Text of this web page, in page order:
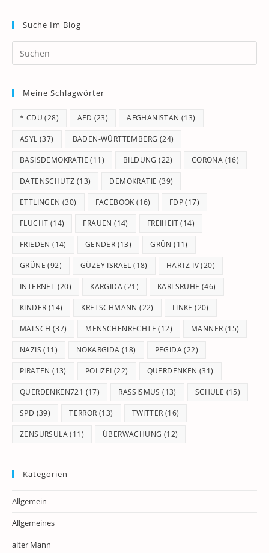
Suche Im Blog
Meine Schlagwörter
* CDU (28) AFD (23) AFGHANISTAN (13)
ASYL (37) BADEN-WÜRTTEMBERG (24)
BASISDEMOKRATIE (11) BILDUNG (22) CORONA (16)
DATENSCHUTZ (13) DEMOKRATIE (39)
ETTLINGEN (30) FACEBOOK (16) FDP(17)
FLUCHT (14) FRAUEN (14) FREIHEIT(14)
FRIEDEN (14) GENDER (13) GRÜN (11)
GRÜNE (92) GÜZEY ISRAEL (18) HARTZ IV(20)
INTERNET (20) KARGIDA(21) KARLSRUHE (46)
KINDER (14) KRETSCHMANN (22) LINKE (20)
MALSCH (37) MENSCHENRECHTE (12) MÄNNER (15)
NAZIS (11) NOKARGIDA (18) PEGIDA(22)
PIRATEN (13) POLIZEI (22) QUERDENKEN (31)
QUERDENKEN721 (17) RASSISMUS (13) SCHULE (15)
SPD (39) TERROR (13) TWITTER (16)
ZENSURSULA(11) ÜBERWACHUNG (12)
Kategorien
Allgemein
Allgemeines
alter Mann